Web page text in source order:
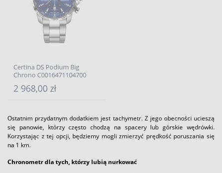
Certina DS Podium Big
Chrono C0016471104700
2 968,00 zł
Ostatnim przydatnym dodatkiem jest tachymetr. Z jego obecności ucieszą
się panowie, którzy często chodzą na spacery lub górskie wędrówki.
Korzystając z tej opcji, będziemy mogli zmierzyć prędkość poruszania się
na 1 km.
Chronometr dla tych, którzy lubią nurkować